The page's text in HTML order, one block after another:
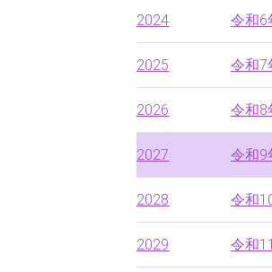
2024 令和6
2025 令和7
2026 令和8
2027 令和9
2028 令和
2029 令和